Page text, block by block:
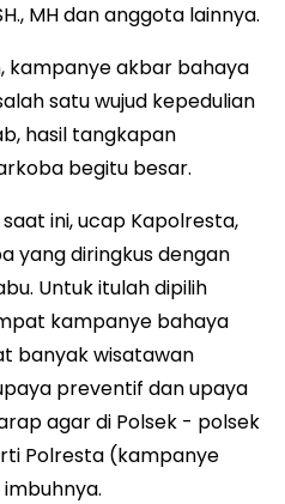
MH dan anggota lainnya.
kampanye akbar bahaya
satu wujud kepedulian
hasil tangkapan
begitu besar.
ini, ucap Kapolresta,
yang diringkus dengan
Untuk itulah dipilih
kampanye bahaya
banyak wisatawan
preventif dan upaya
agar di Polsek - polsek
Polresta (kampanye